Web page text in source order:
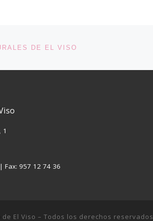
DE EL VISO
1
Fax: 957 12 74 36
El Viso – Todos los derechos reservados